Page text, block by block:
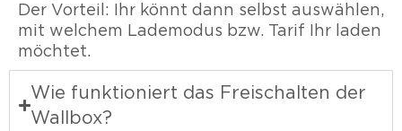
Der Vorteil: Ihr könnt dann selbst auswählen,
mit welchem Lademodus bzw. Tarif Ihr laden
möchtet.
Wie funktioniert das Freischalten der
Wallbox?